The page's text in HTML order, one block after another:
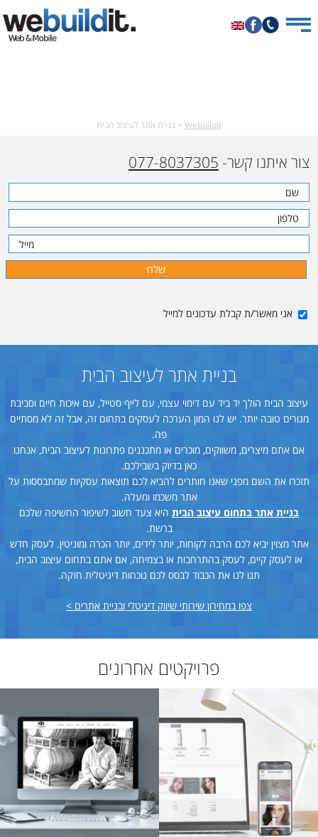
Webuildit
> בניית אתר לעיצוב הבית
צור איתנו קשר- 077-8037305
אני מאשר/ת קבלת עדכונים למייל
בניית אתר לעיצוב הבית
עיצוב הבית הולך יד ביד עם דימוי עצמי, עם לייף סטייל, עם איכות חיים וסביבת
מגורים טובה יותר. יש לנו המון הערכה לעסקים בתחום זה, אבל זה לא מסתיים
פה.
אם אתם מיצרים, משווקים, מוכרים או מתכננים פתרונות לעיצוב הבית, אנחנו
כאן בדיוק בשבילכם.
תזכרו את השם מפני שאנו חותרים להביא לכם תוצאות עסקיות שמתבססות על
אתר משכמו ומעלה.
בניית אתר בתחום עיצוב הבית היא צעד חשוב לשיפור החשיפה שלכם
ברשת.
אתר מצוין יביא לכם הרבה לקוחות, יותר לידים, יותר הכרה ומוניטין. לעסק חדש
או לעסק קיים, לעסק בהתרחבות או בצמיחה, אם אתם בתחום עיצוב הבית,
תנו לנו את הכבוד לבסס לכם נוכחות דיגיטלית חזקה.
צפו במחירון שירותי שיווק דיגיטלי ובניית אתרים >
פרויקטים אחרונים